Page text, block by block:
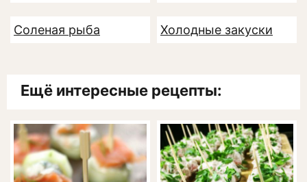
Соленая рыба Холодные закуски
Ещё интересные рецепты: